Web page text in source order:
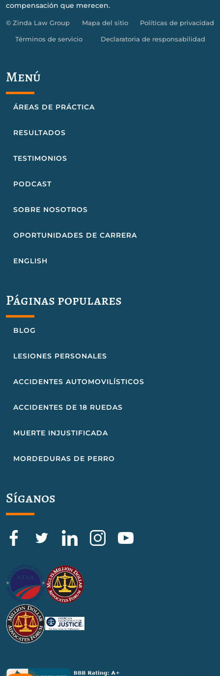
compensación que merecen.
© Zinda Law Group Mapa del sitio Políticas de privacidad
Términos de servicio Declaratoria de responsabilidad
Menú
ÁREAS DE PRÁCTICA
RESULTADOS
TESTIMONIOS
PODCAST
SOBRE NOSOTROS
OPORTUNIDADES DE CARRERA
ENGLISH
Páginas populares
BLOG
LESIONES PERSONALES
ACCIDENTES AUTOMOVILÍSTICOS
ACCIDENTES DE 18 RUEDAS
MUERTE INJUSTIFICADA
MORDEDURAS DE PERRO
Síganos